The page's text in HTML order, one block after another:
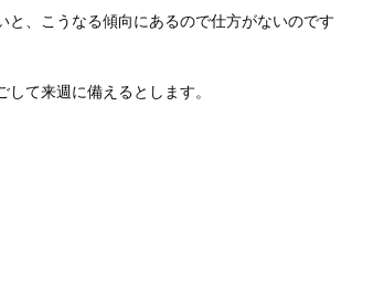
、こうなる傾向にあるので仕方がないのです
て来週に備えるとします。